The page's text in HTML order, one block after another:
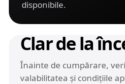
disponibile.
Clar de la
Înainte de cumpărare,
valabilitatea și condițiile